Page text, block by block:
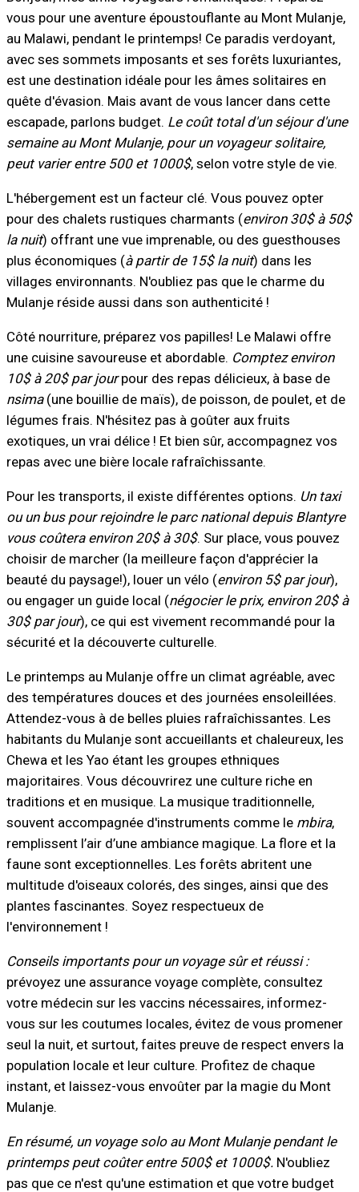
vous pour une aventure époustouflante au Mont Mulanje,
au Malawi, pendant le printemps! Ce paradis verdoyant,
avec ses sommets imposants et ses forêts luxuriantes,
est une destination idéale pour les âmes solitaires en
quête d'évasion. Mais avant de vous lancer dans cette
escapade, parlons budget. Le coût total d'un séjour d'une
semaine au Mont Mulanje, pour un voyageur solitaire,
peut varier entre 500 et 1000$, selon votre style de vie.
L'hébergement est un facteur clé. Vous pouvez opter
pour des chalets rustiques charmants (environ 30$ à 50$
la nuit) offrant une vue imprenable, ou des guesthouses
plus économiques (à partir de 15$ la nuit) dans les
villages environnants. N'oubliez pas que le charme du
Mulanje réside aussi dans son authenticité !
Côté nourriture, préparez vos papilles! Le Malawi offre
une cuisine savoureuse et abordable. Comptez environ
10$ à 20$ par jourpour des repas délicieux, à base de
nsima(une bouillie de maïs), de poisson, de poulet, et de
légumes frais. N'hésitez pas à goûter aux fruits
exotiques, un vrai délice ! Et bien sûr, accompagnez vos
repas avec une bière locale rafraîchissante.
Pour les transports, il existe différentes options. Un taxi
ou un bus pour rejoindre le parc national depuis Blantyre
vous coûtera environ 20$ à 30$. Sur place, vous pouvez
choisir de marcher (la meilleure façon d'apprécier la
beauté du paysage!), louer un vélo (environ 5$ par jour),
ou engager un guide local (négocier le prix, environ 20$ à
30$ par jour), ce qui est vivement recommandé pour la
sécurité et la découverte culturelle.
Le printemps au Mulanje offre un climat agréable, avec
des températures douces et des journées ensoleillées.
Attendez-vous à de belles pluies rafraîchissantes. Les
habitants du Mulanje sont accueillants et chaleureux, les
Chewa et les Yao étant les groupes ethniques
majoritaires. Vous découvrirez une culture riche en
traditions et en musique. La musique traditionnelle,
souvent accompagnée d'instruments comme le mbira,
remplissent l’air d’une ambiance magique. La flore et la
faune sont exceptionnelles. Les forêts abritent une
multitude d'oiseaux colorés, des singes, ainsi que des
plantes fascinantes. Soyez respectueux de
l'environnement !
Conseils importants pour un voyage sûr et réussi :
prévoyez une assurance voyage complète, consultez
votre médecin sur les vaccins nécessaires, informez-
vous sur les coutumes locales, évitez de vous promener
seul la nuit, et surtout, faites preuve de respect envers la
population locale et leur culture. Profitez de chaque
instant, et laissez-vous envoûter par la magie du Mont
Mulanje.
En résumé, un voyage solo au Mont Mulanje pendant le
printemps peut coûter entre 500$ et 1000$.N'oubliez
pas que ce n'est qu'une estimation et que votre budget